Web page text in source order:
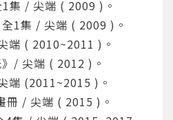
請依照信件中的指示重新登
帳號重複登入，
集 / 尖端 ( 2009 )。
全1集 / 尖端 ( 2009 )。
端 ( 2010~2011 )。
》/ 尖端 ( 2012 )。
端 (2011~2015 )。
冊 / 尖端 ( 2015 )。